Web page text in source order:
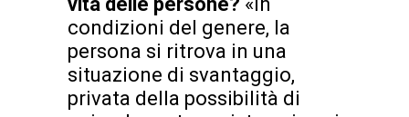
condizioni del genere, la
persona si ritrova in una
situazione di svantaggio,
privata della possibilità di